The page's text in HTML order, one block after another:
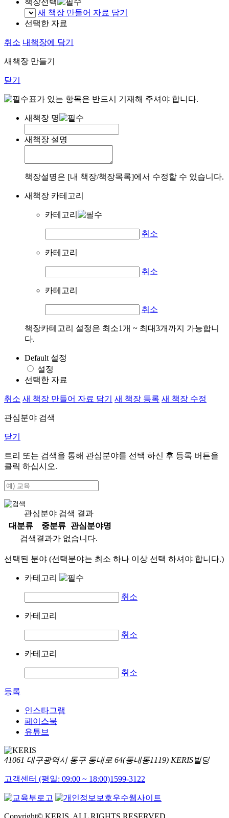
책장선택
새 책장 만들어 자료 담기
선택한 자료
취소 내책장에 담기
새책장 만들기
닫기
표가 있는 항목은 반드시 기재해 주셔야 합니다.
새책장 명
새책장 설명
책장설명은 [내 책장/책장목록]에서 수정할 수 있습니다.
새책장 카테고리
카테고리
취소
카테고리
취소
카테고리
취소
책장카테고리 설정은 최소1개 ~ 최대3개까지 가능합니
다.
Default 설정
설정
선택한 자료
취소 새 책장 만들어 자료 담기 새 책장 등록 새 책장 수정
관심분야 검색
닫기
트리 또는 검색을 통해 관심분야를 선택 하신 후 등록 버튼을
클릭 하십시오.
관심분야 검색 결과
대분류
중분류
관심분야명
검색결과가 없습니다.
선택된 분야 (선택분야는 최소 하나 이상 선택 하셔야 합니다.)
카테고리
취소
카테고리
취소
카테고리
취소
등록
인스타그램
페이스북
유튜브
41061 대구광역시 동구 동내로 64(동내동1119) KERIS빌딩
고객센터 (평일: 09:00 ~ 18:00)1599-3122